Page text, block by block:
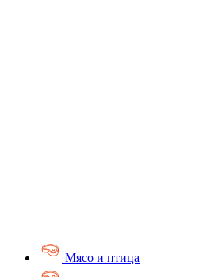
Мясо и птица